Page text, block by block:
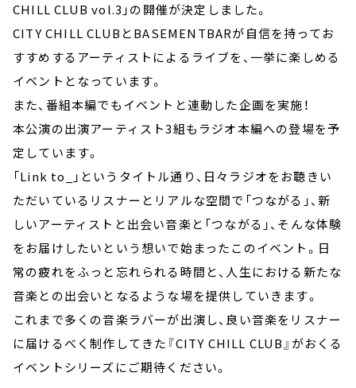
CHILL CLUB vol.3」の開催が決定しました。
CITY CHILL CLUBとBASEMENTBARが自信を持ってお
すすめするアーティストによるライブを、一挙に楽しめる
イベントとなっています。
また、番組本編でもイベントと連動した企画を実施！
本公演の出演アーティスト3組もラジオ本編への登場を予
定しています。
「Link to_」というタイトル通り、日々ラジオをお聴きい
ただいているリスナーとリアルな空間で「つながる」、新
しいアーティストと出会い音楽と「つながる」、そんな体験
をお届けしたいという想いで始まったこのイベント。日
常の疲れをふっと忘れられる時間と、人生における新たな
音楽との出会いとなるような場を提供していきます。
これまで多くの音楽ラバーが出演し、良い音楽をリスナー
に届けるべく制作してきた『CITY CHILL CLUB』がおくる
イベントシリーズにご期待ください。